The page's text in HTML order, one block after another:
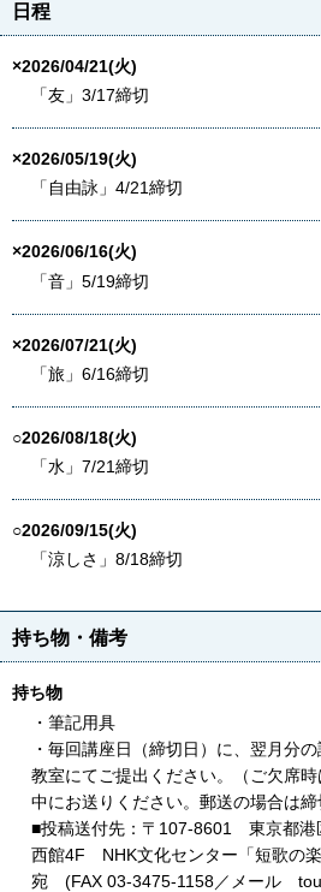
日程
×2026/04/21(火)
「友」3/17締切
×2026/05/19(火)
「自由詠」4/21締切
×2026/06/16(火)
「音」5/19締切
×2026/07/21(火)
「旅」6/16締切
○2026/08/18(火)
「水」7/21締切
○2026/09/15(火)
「涼しさ」8/18締切
持ち物・備考
持ち物
・筆記用具
・毎回講座日（締切日）に、翌月分
教室にてご提出ください。（ご欠席
中にお送りください。郵送の場合は締
■投稿送付先：〒107‐8601 東京都港
西館4F NHK文化センター「短歌の
宛 (FAX 03-3475-1158／メール